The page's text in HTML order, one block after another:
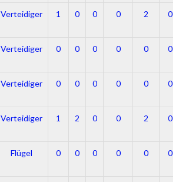
Verteidiger 1 0 0 0 2 0
Verteidiger 0 0 0 0 0 0
Verteidiger 0 0 0 0 0 0
Verteidiger 1 2 0 0 2 0
Flügel 0 0 0 0 0 0